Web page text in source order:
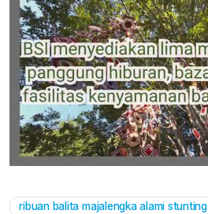
ribuan balita majalengka alami stunting